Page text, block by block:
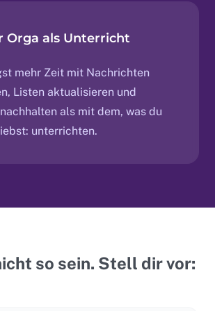
Orga als Unterricht
mehr Zeit mit Nachrichten
Listen aktualisieren und
als mit dem, was du
unterrichten.
so sein. Stell dir vor: